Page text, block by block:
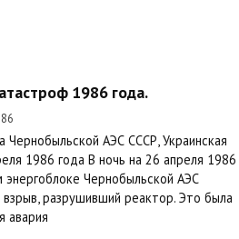
1986 года.
86
Чернобыльской АЭС СССР, Украинская
1986 года В ночь на 26 апреля 1986
энергоблоке Чернобыльской АЭС
разрушивший реактор. Это была
авария